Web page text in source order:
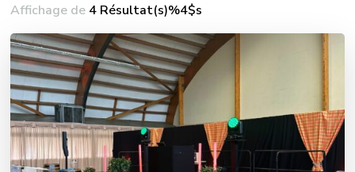
Affichage de 4 Résultat(s)%4$s